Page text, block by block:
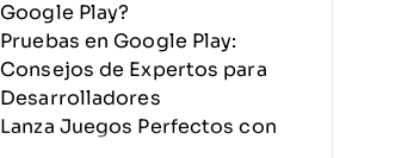
Google Play?
Pruebas en Google Play:
Consejos de Expertos para
Desarrolladores
Lanza Juegos Perfectos con